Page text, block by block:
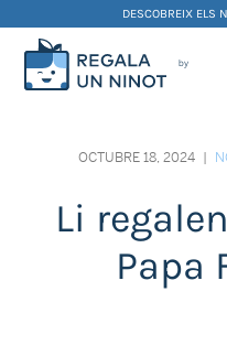
content
DESCOBREIX ELS
foguerersOCTUBRE 18, 2024 |
Li
Papa